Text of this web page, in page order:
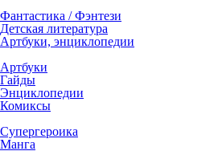
Фантастика / Фэнтези
Детская литература
Артбуки, энциклопедии
Артбуки
Гайды
Энциклопедии
Комиксы
Супергероика
Манга